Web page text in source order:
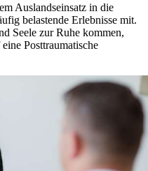
Auslandseinsatz in die
belastende Erlebnisse mit.
Seele zur Ruhe kommen,
Posttraumatische